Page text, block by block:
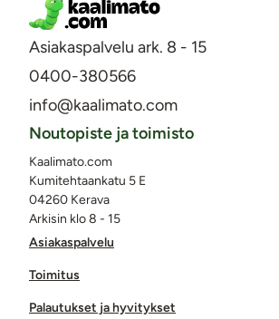
Asiakaspalvelu ark. 8 - 15
0400-380566
info@kaalimato.com
Asiakaspalvelu
Toimitus
Palautukset ja hyvitykset
Noutopiste ja toimisto
Kaalimato.com
Kumitehtaankatu 5 E
04260 Kerava
Arkisin klo 8 - 15